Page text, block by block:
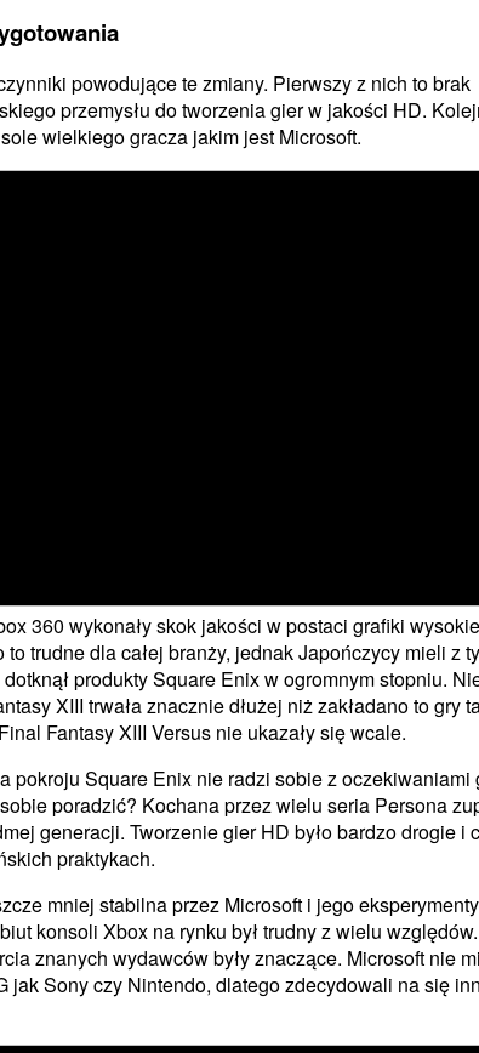
powodujące te zmiany. Pierwszy z nich to brak
przemysłu do tworzenia gier w jakości HD.
wielkiego gracza jakim jest Microsoft.
360 wykonały skok jakości w postaci grafiki
to trudne dla całej branży, jednak Japończycy mieli z
produkty Square Enix w ogromnym stopniu.
XIII trwała znacznie dłużej niż zakładano to gry
Fantasy XIII Versus nie ukazały się wcale.
pokroju Square Enix nie radzi sobie z oczekiwaniami
poradzić? Kochana przez wielu seria Persona
generacji. Tworzenie gier HD było bardzo drogie i
praktykach.
mniej stabilna przez Microsoft i jego
konsoli Xbox na rynku był trudny z wielu
znanych wydawców były znaczące. Microsoft nie
jak Sony czy Nintendo, dlatego zdecydowali na się